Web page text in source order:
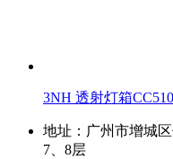
3NH 透射灯箱
地址：广州市增城
7、8层